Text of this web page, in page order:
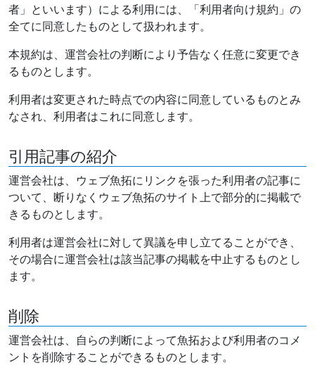
者」といいます）による利用には、「利用者向け規約」の
全てに同意したものとして扱われます。
本規約は、運営会社の判断により予告なく任意に変更でき
るものとします。
利用者は変更された時点での内容に同意しているものとみ
なされ、利用者はこれに同意します。
引用記事の紹介
運営会社は、ウェブ魚拓にリンクを張った利用者の記事に
ついて、断りなくウェブ魚拓のサイト上で部分的に掲載で
きるものとします。
利用者は運営会社に対して異議を申し立てることができ、
その場合に運営会社は該当記事の掲載を中止するものとし
ます。
削除
運営会社は、自らの判断によって魚拓および利用者のコメ
ントを削除することができるものとします。